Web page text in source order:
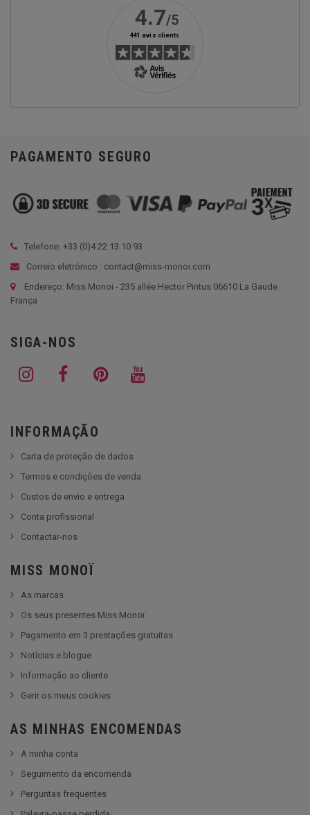
PAGAMENTO SEGURO
Telefone: +33 (0)4 22 13 10 93
Correio eletrónico : contact@miss-monoi.com
Endereço: Miss Monoi - 235 allée Hector Pintus 06610 La Gaude
França
SIGA-NOS
INFORMAÇÃO
Carta de proteção de dados
Termos e condições de venda
Custos de envio e entrega
Conta profissional
Contactar-nos
MISS MONOÏ
As marcas
Os seus presentes Miss Monoï
Pagamento em 3 prestações gratuitas
Notícias e blogue
Informação ao cliente
Gerir os meus cookies
AS MINHAS ENCOMENDAS
A minha conta
Seguimento da encomenda
Perguntas frequentes